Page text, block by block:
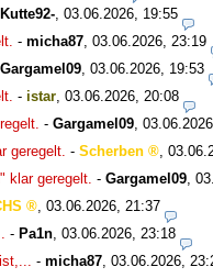
Kutte92- 03.06.2026, 19:55
- micha87 03.06.2026, 23:19
Gargamel09 03.06.2026, 19:53
- istar 03.06.2026, 20:08
- Gargamel09
geregelt. - Scherben
klar geregelt. - Gargamel09
03.06.2026, 21:37
- Pa1n 03.06.2026, 23:18
- micha87 03.06.2026,